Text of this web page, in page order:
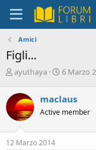
Amici
Figli...
C
e
a
t
o
r
e
ayuthaya
D
a
d
i
6 Marzo
maclaus
Active member
12 Marzo 2014